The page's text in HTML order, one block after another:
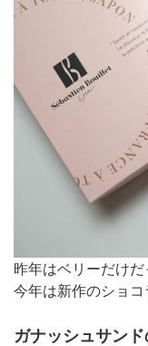
昨年はベリーだけ
今年は新作のショコ
ガナッシュサン